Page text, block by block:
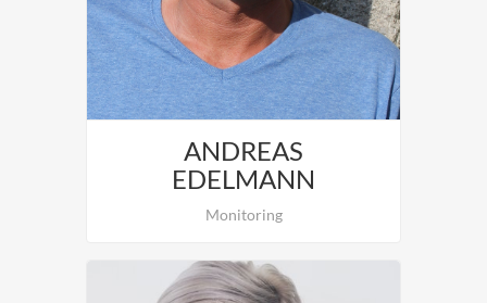
ANDREAS
EDELMANN
Monitoring
Nina Rinnerthaler ist verantwortlich
für: Büroleitung, Kundenbetreuung.